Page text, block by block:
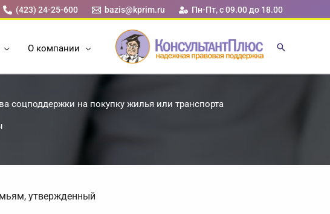
(423) 24-25-600 bazis@kprim.ru Пн-Пт, с 09.00 до 18.00
О компании
соцподдержки на покупку жилья или транспорта
утвержденный